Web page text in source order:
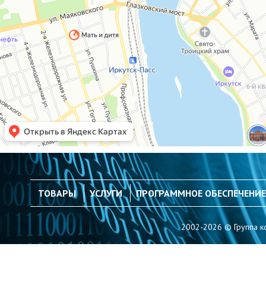
ТОВАРЫ УСЛУГИ ПРОГРАММНОЕ ОБЕСПЕЧЕНИЕ
2002-2026 © Группа